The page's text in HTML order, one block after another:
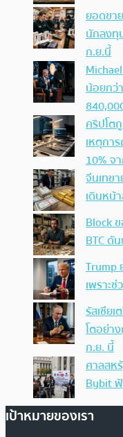
ยอดขา
นักลงทุ
ก.ย.นี้
น้อยกว่
คริปโต
เหตุกา
10% จ
จีนเทข
เดินหน้
Block
BTC ดั
Trump
เพราะ
รัสเซีย
โตอย่า
ก.ย. นี้
ศาลสห
Bybit ฟ้
เป้าหมายของเรา